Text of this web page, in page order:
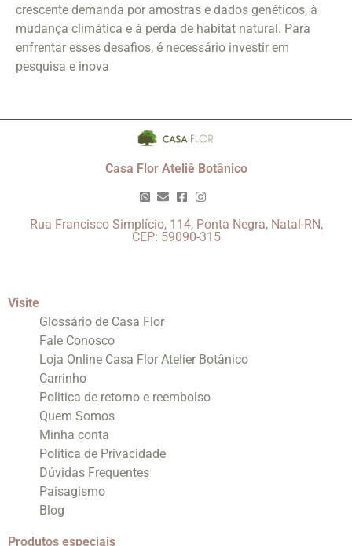
crescente demanda por amostras e dados genéticos, à
mudança climática e à perda de habitat natural. Para
enfrentar esses desafios, é necessário investir em
pesquisa e inova
Casa Flor Ateliê Botânico
Rua Francisco Simplício, 114, Ponta Negra, Natal-RN,
CEP: 59090-315
Visite
Glossário de Casa Flor
Fale Conosco
Loja Online Casa Flor Atelier Botânico
Carrinho
Politica de retorno e reembolso
Quem Somos
Minha conta
Política de Privacidade
Dúvidas Frequentes
Paisagismo
Blog
Produtos especiais